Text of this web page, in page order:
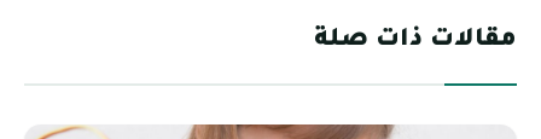
مقالات ذات صلة